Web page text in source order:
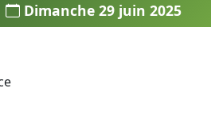
Dimanche 29 juin 2025